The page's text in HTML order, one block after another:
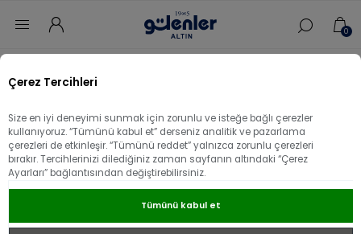
Çerez Tercihleri
Size en iyi deneyimi sunmak için zorunlu ve isteğe bağlı çerezler
kullanıyoruz. “Tümünü kabul et” derseniz analitik ve pazarlama
çerezleri de etkinleşir. “Tümünü reddet” yalnızca zorunlu çerezleri
bırakır. Tercihlerinizi dilediğiniz zaman sayfanın altındaki “Çerez
Ayarları” bağlantısından değiştirebilirsiniz.
Tümünü kabul et
0
14 Ayar Altın Mavi Mineli Yıldız Charm
14 Ayar Altın Mavi Mineli Yıldız Charm